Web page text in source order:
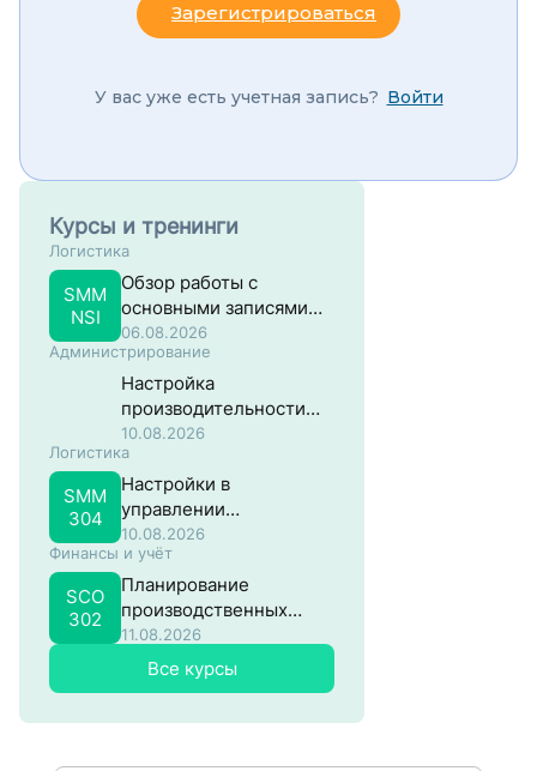
Зарегистрироваться
У вас уже есть учетная запись? Войти
Курсы и тренинги
Логистика
SMM
NSI
Обзор работы с
основными записями
материалов в разрезе
закупок
06.08.2026
Администрирование
Настройка
производительности
систем на основе SAP
NW ABAP
10.08.2026
Логистика
SMM
304
Настройки в
управлении
материальными
потоками в SAP
10.08.2026
Финансы и учёт
SCO
302
Планирование
производственных
затрат в SAP
11.08.2026
Все курсы